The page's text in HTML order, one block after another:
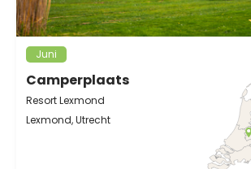
Juni
Camperplaats
Resort Lexmond
Lexmond, Utrecht